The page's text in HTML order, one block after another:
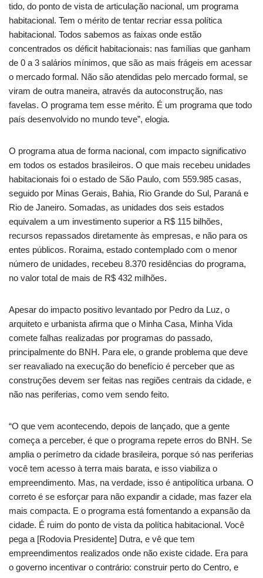
tido, do ponto de vista de articulação nacional, um programa
habitacional. Tem o mérito de tentar recriar essa política
habitacional. Todos sabemos as faixas onde estão
concentrados os déficit habitacionais: nas famílias que ganham
de 0 a 3 salários mínimos, que são as mais frágeis em acessar
o mercado formal. Não são atendidas pelo mercado formal, se
viram de outra maneira, através da autoconstrução, nas
favelas. O programa tem esse mérito. É um programa que todo
país desenvolvido no mundo teve”, elogia.
O programa atua de forma nacional, com impacto significativo
em todos os estados brasileiros. O que mais recebeu unidades
habitacionais foi o estado de São Paulo, com 559.985 casas,
seguido por Minas Gerais, Bahia, Rio Grande do Sul, Paraná e
Rio de Janeiro. Somadas, as unidades dos seis estados
equivalem a um investimento superior a R$ 115 bilhões,
recursos repassados diretamente às empresas, e não para os
entes públicos. Roraima, estado contemplado com o menor
número de unidades, recebeu 8.370 residências do programa,
no valor total de mais de R$ 432 milhões.
Apesar do impacto positivo levantado por Pedro da Luz, o
arquiteto e urbanista afirma que o Minha Casa, Minha Vida
comete falhas realizadas por programas do passado,
principalmente do BNH. Para ele, o grande problema que deve
ser reavaliado na execução do benefício é perceber que as
construções devem ser feitas nas regiões centrais da cidade, e
não nas periferias, como vem sendo feito.
“O que vem acontecendo, depois de lançado, que a gente
começa a perceber, é que o programa repete erros do BNH. Se
amplia o perímetro da cidade brasileira, porque só nas periferias
você tem acesso à terra mais barata, e isso viabiliza o
empreendimento. Mas, na verdade, isso é antipolítica urbana. O
correto é se esforçar para não expandir a cidade, mas fazer ela
mais compacta. E o programa está fomentando a expansão da
cidade. É ruim do ponto de vista da política habitacional. Você
pega a [Rodovia Presidente] Dutra, e vê que tem
empreendimentos realizados onde não existe cidade. Era para
o governo incentivar o contrário: construir perto do Centro, e